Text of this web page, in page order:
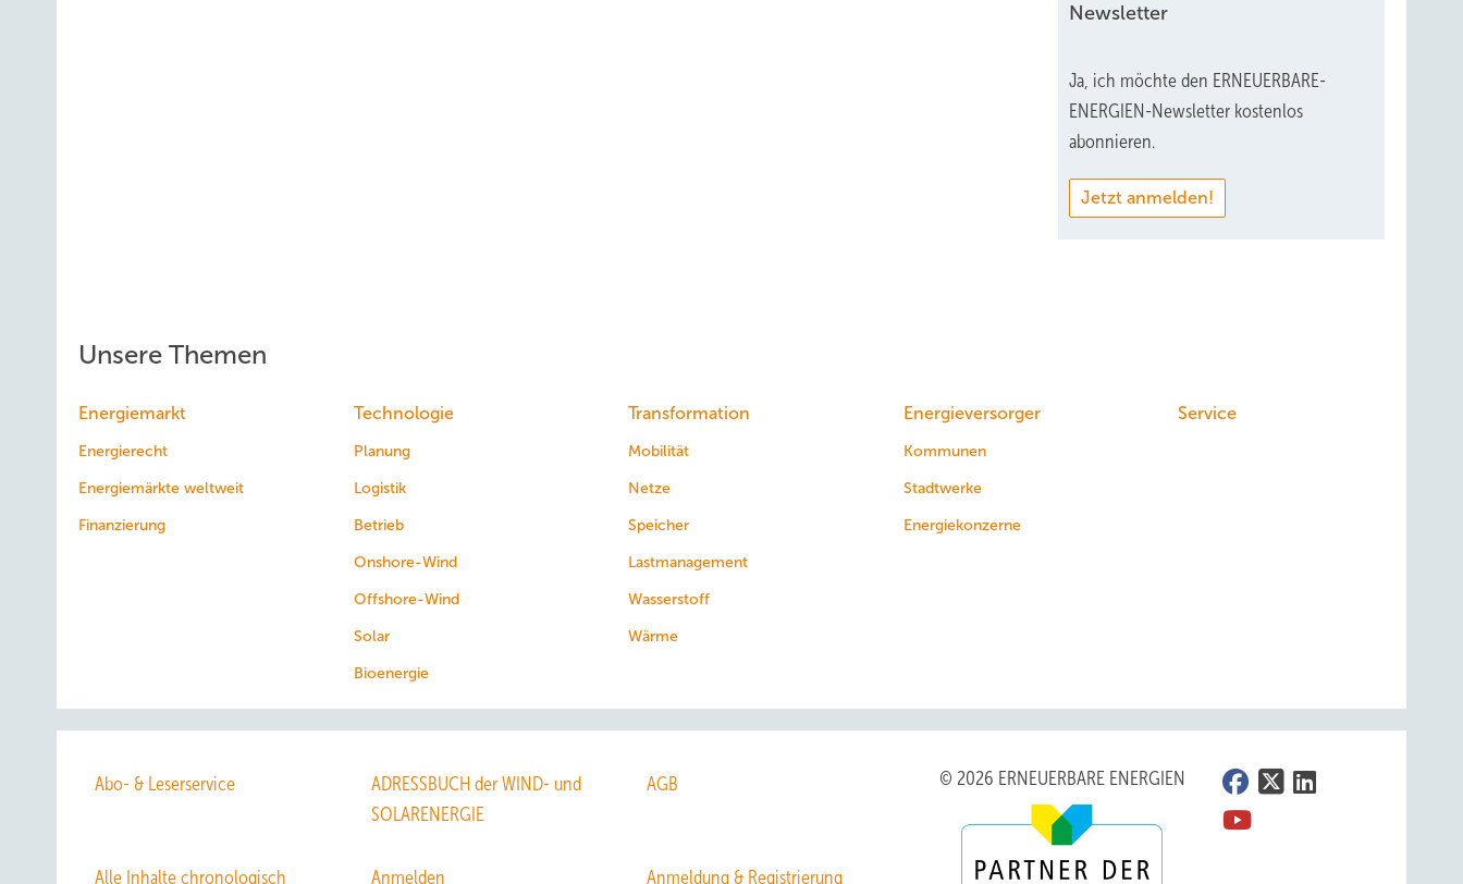
Newsletter
Ja, ich möchte den ERNEUERBARE-
ENERGIEN-Newsletter kostenlos
abonnieren.
Jetzt anmelden!
Unsere Themen
Energiemarkt
Energierecht
Energiemärkte weltweit
Finanzierung
Technologie
Planung
Logistik
Betrieb
Onshore-Wind
Offshore-Wind
Solar
Bioenergie
Transformation
Mobilität
Netze
Speicher
Lastmanagement
Wasserstoff
Wärme
Energieversorger
Kommunen
Stadtwerke
Energiekonzerne
Service
Abo- & Leserservice
ADRESSBUCH der WIND- und
SOLARENERGIE
AGB
Alle Inhalte chronologisch Anmelden Anmeldung & Registrierung
© 2026 ERNEUERBARE ENERGIEN